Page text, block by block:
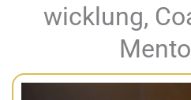
wicklung,